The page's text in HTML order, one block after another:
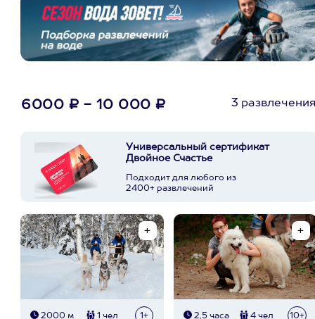
6000 ₽ - 10 000 ₽ 3
Универсальный сертификат
Двойное Счастье
Подходит для любого из
2400+ развлечений
2000 м 1 чел 1+ 2,5 часа 4 чел 10+